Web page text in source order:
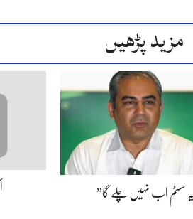
مزید پڑھیں
سسٹم اب نہیں چلے گا”